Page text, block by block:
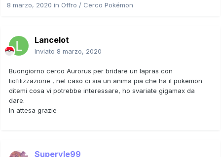
8 marzo, 2020 in Offro / Cerco Pokémon
Lancelot
Inviato 8 marzo, 2020
Buongiorno cerco Aurorus per bridare un lapras con
liofilizzazione , nel caso ci sia un anima pia che ha il pokemon
ditemi cosa vi potrebbe interessare, ho svariate gigamax da
dare.
In attesa grazie
Superyle99